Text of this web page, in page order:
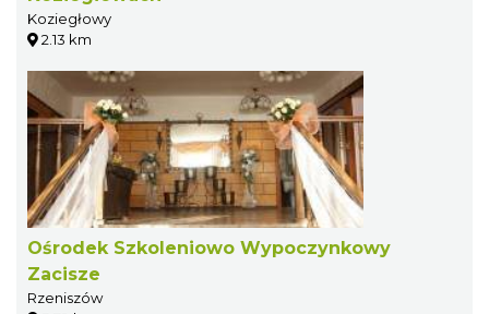
Koziegłowy
2.13 km
Ośrodek Szkoleniowo Wypoczynkowy
Zacisze
Rzeniszów